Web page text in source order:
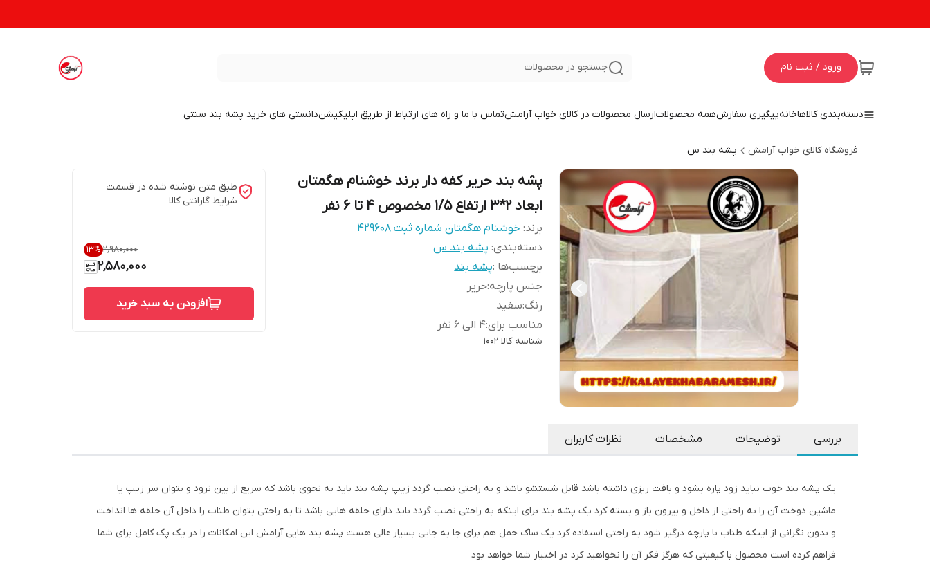
ورود / ثبت نام جستجو در محصولات
دسته‌بندی کالاهاخانهپیگیری سفارشهمه محصولاتارسال محصولات در کالای خواب آرامشتماس با ما و راه های ارتباط از طریق اپلیکیشندانستی های خرید پشه بند سنتی
فروشگاه کالای خواب آرامش پشه بند س
پشه بند حریر کفه دار برند خوشنام هگمتان
ابعاد 2*3 ارتفاع 1/5 مخصوص 4 تا 6 نفر
برند: خوشنام هگمتان شماره ثبت ۴۲۹۶۰۸
دسته‌بندی:پشه بند س
برچسب‌ها :پشه بند
جنس پارچه:حریر
رنگ:سفید
مناسب برای:4 الی 6 نفر
شناسه کالا 1002
طبق متن نوشته شده در قسمت
شرایط گارانتی کالا
۲٬۹۸۰٬۰۰۰ 13%
2,580,000
افزودن به سبد خرید
بررسی توضیحات مشخصات نظرات کاربران
یک پشه بند خوب نباید زود پاره بشود و بافت ریزی داشته باشد قابل شستشو باشد و به راحتی نصب گردد زیپ پشه بند باید به نحوی باشد که سریع از بین نرود و بتوان سر زیپ یا
ماشین دوخت آن را به راحتی از داخل و بیرون باز و بسته کرد یک پشه بند برای اینکه به راحتی نصب گردد باید دارای حلقه هایی باشد تا به راحتی بتوان طناب را داخل آن حلقه ها انداخت
و بدون نگرانی از اینکه طناب با پارچه درگیر شود به راحتی استفاده کرد یک ساک حمل هم برای جا به جایی بسیار عالی هست پشه بند هایی آرامش این امکانات را در یک پک کامل برای شما
فراهم کرده است محصول با کیفیتی که هرگز فکر آن را نخواهید کرد در اختیار شما خواهد بود